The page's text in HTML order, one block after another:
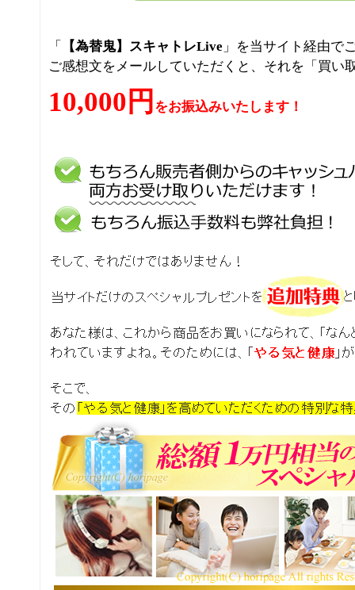
「 【為替鬼】スキャトレLive 」を当サイト経由で
ご感想文をメールしていただくと、それを「買い
10,000円 をお振込みいたします！